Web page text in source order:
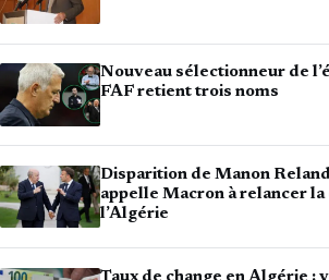
Nouveau sélectionneur de
FAF retient trois noms
Disparition de Manon
appelle Macron à relancer
l’Algérie